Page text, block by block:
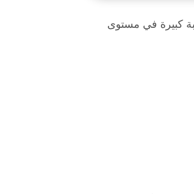
كبيرة في مستوى